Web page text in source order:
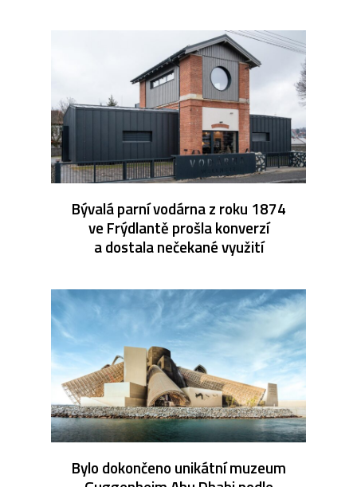
Bývalá parní vodárna z roku 1874
ve Frýdlantě prošla konverzí
a dostala nečekané využití
Bylo dokončeno unikátní muzeum